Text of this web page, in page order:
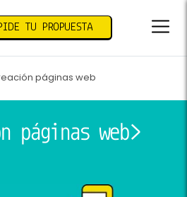
TU PROPUESTA
páginas web
páginas web